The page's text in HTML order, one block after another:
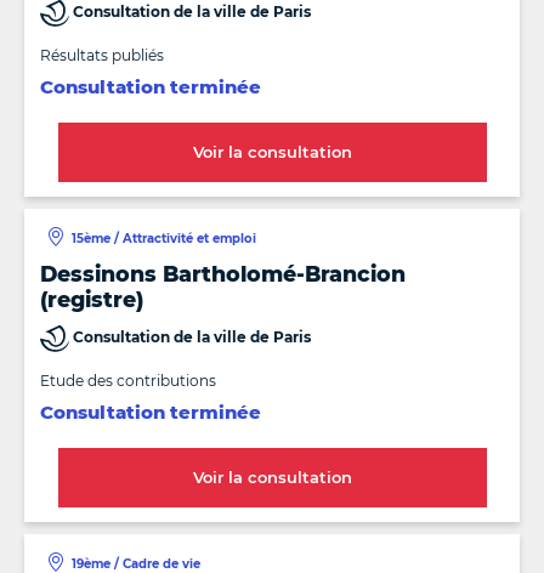
Consultation de la ville de Paris
Résultats publiés
Consultation terminée
Voir la consultation
Dessinons Bartholomé-Brancion
(registre)
15ème / Attractivité et emploi
Consultation de la ville de Paris
Etude des contributions
Consultation terminée
Voir la consultation
19ème / Cadre de vie